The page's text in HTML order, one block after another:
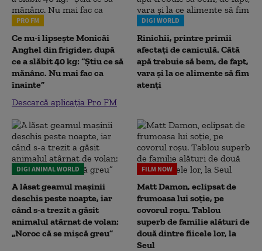
PRO FM
Ce nu-i lipsește Monicăi
Anghel din frigider, după
ce a slăbit 40 kg: “Știu ce să
mănânc. Nu mai fac ca
înainte”
Descarcă aplicația Pro FM
DIGI WORLD
Rinichii, printre primii
afectați de caniculă. Câtă
apă trebuie să bem, de fapt,
vara și la ce alimente să fim
atenți
DIGI ANIMAL WORLD
A lăsat geamul mașinii
deschis peste noapte, iar
când s-a trezit a găsit
animalul atârnat de volan:
„Noroc că se mișcă greu”
FILM NOW
Matt Damon, eclipsat de
frumoasa lui soție, pe
covorul roșu. Tablou
superb de familie alături de
două dintre fiicele lor, la
Seul